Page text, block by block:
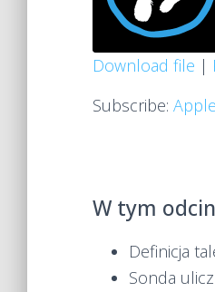
Download file |
Subscribe:
W tym
Definicja
Sonda